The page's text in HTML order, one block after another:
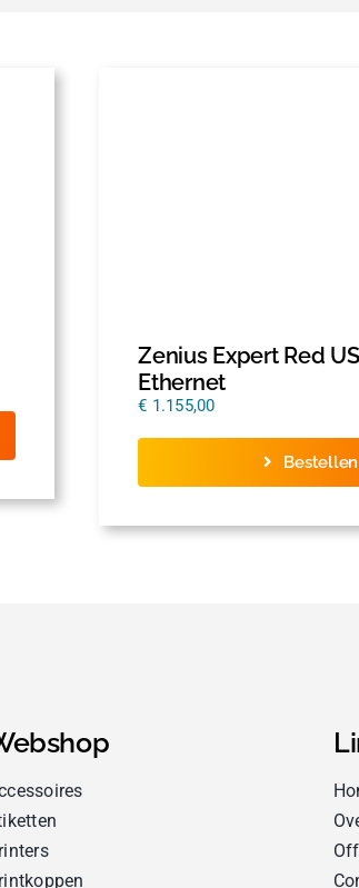
Zenius Expert Red
Ethernet
€ 1.155,00
Bestellen